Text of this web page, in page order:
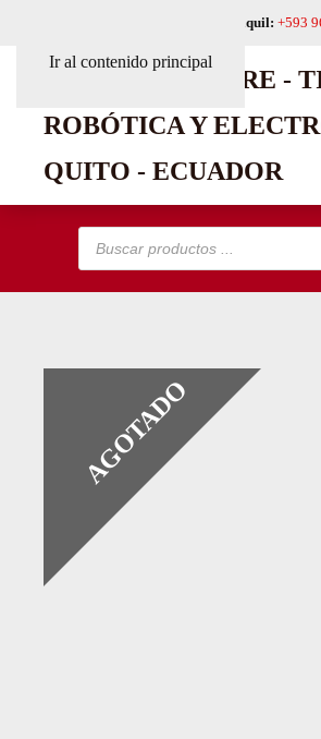
Ir al contenido principal
Guayaquil: +593
Búsqueda
productos
AGOTADO